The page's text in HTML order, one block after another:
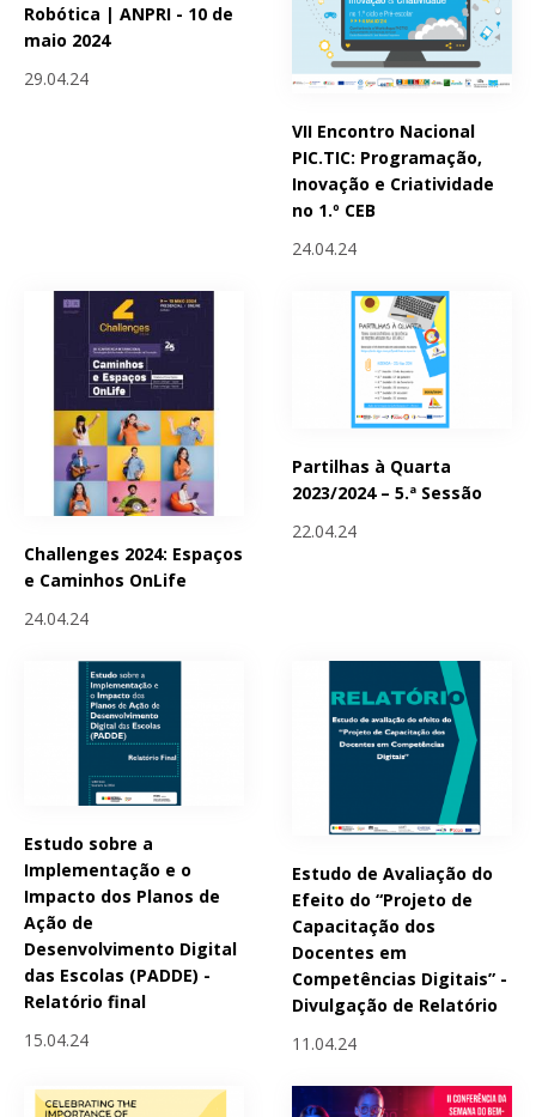
Robótica | ANPRI - 10 de
maio 2024
29.04.24
VII Encontro Nacional
PIC.TIC: Programação,
Inovação e Criatividade
no 1.º CEB
24.04.24
Challenges 2024: Espaços
e Caminhos OnLife
24.04.24
Partilhas à Quarta
2023/2024 – 5.ª Sessão
22.04.24
Estudo sobre a
Implementação e o
Impacto dos Planos de
Ação de
Desenvolvimento Digital
das Escolas (PADDE) -
Relatório final
15.04.24
Estudo de Avaliação do
Efeito do “Projeto de
Capacitação dos
Docentes em
Competências Digitais” -
Divulgação de Relatório
11.04.24